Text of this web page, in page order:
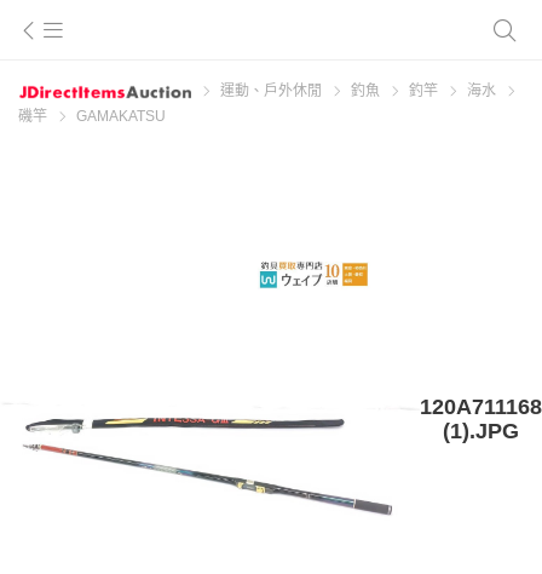
運動、戶外休閒 釣魚 釣竿
海水
磯竿
GAMAKATSU
120A711168
(1).JPG